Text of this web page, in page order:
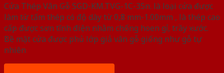
Cửa Thép Vân Gỗ SGD-KM.TVG-1C-35n. là loại cửa được
làm từ tấm thép có độ dày từ 0,8 mm-1.00mm , là thép cao
cấp được sơn tĩnh điện nhằm chống hoen gỉ, trầy xước.
Bề mặt cửa được phủ lớp giả vân gỗ giống như gỗ tự
nhiên